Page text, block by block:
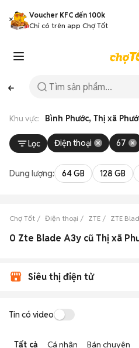
Voucher KFC đến 100k
Chỉ có trên app Chợ Tốt
Khu vực: Bình Phước, Thị xã
Lọc Điện thoại 67
Dung lượng: 64 GB 128 GB
Chợ Tốt Điện thoại ZTE ZTE
Siêu thị điện tử
Tin có video
Tất cả Cá nhân Bán chuyên